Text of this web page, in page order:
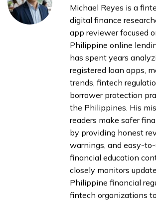
Michael Reyes is a
digital finance
app reviewer focused
Philippine online
has spent years
registered loan apps,
trends, fintech
borrower protection
the Philippines. His
readers make safer
by providing honest
warnings, and easy-
financial education
closely monitors
Philippine financial
fintech organizations